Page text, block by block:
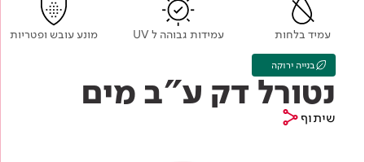
עמיד בלחות עמידות גבוהה ל UV מונע עובש ופטריות
בנייה ירוקה
נטורל דק ע"ב מים
שיתוף